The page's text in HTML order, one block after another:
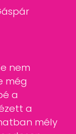
nem
még
a
a
mély